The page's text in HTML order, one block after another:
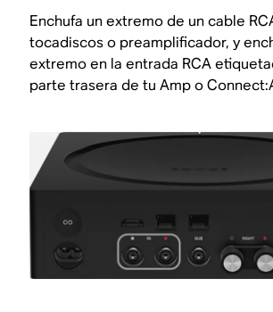
Enchufa un extremo de un cable
tocadiscos o preamplificador, y
extremo en la entrada RCA
parte trasera de tu Amp o